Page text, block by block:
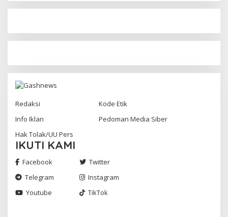
Redaksi
Kode Etik
Info Iklan
Pedoman Media Siber
Hak Tolak/UU Pers
IKUTI KAMI
Facebook
Twitter
Telegram
Instagram
Youtube
TikTok